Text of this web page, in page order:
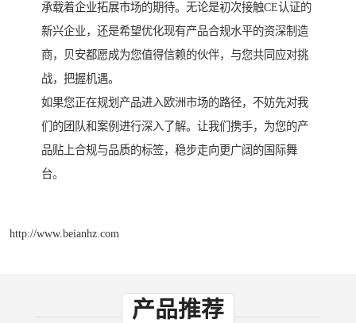
承载着企业拓展市场的期待。无论是初次接触CE认证的
新兴企业，还是希望优化现有产品合规水平的资深制造
商，贝安都愿成为您值得信赖的伙伴，与您共同应对挑
战，把握机遇。
如果您正在规划产品进入欧洲市场的路径，不妨先对我
们的团队和案例进行深入了解。让我们携手，为您的产
品贴上合规与品质的标签，稳步走向更广阔的国际舞
台。
http://www.beianhz.com
产品推荐